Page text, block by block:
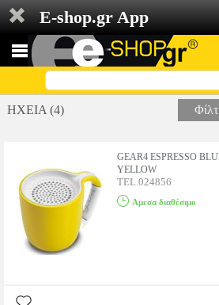
E-shop.gr App
ΗΧΕΙΑ (4)
GEAR4 ESPRESSO
YELLOW
TEL.024856
Αμεσα διαθέσιμο